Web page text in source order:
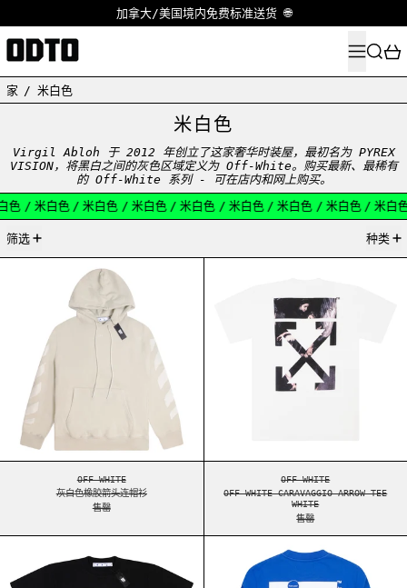
加拿大/美国境内免费标准送货 🌐
菜单搜索
家 / 米白色
米白色
Virgil Abloh 于 2012 年创立了这家奢华时装屋，最初名为 PYREX
VISION，将黑白之间的灰色区域定义为 Off-White。购买最新、最稀有
的 Off-White 系列 - 可在店内和网上购买。
色 / 米白色 / 米白色 / 米白色 / 米白色 / 米白色 / 米白色 / 米白色 / 米白色
筛选
种类
OFF-WHITE
灰白色橡胶箭头连帽衫
售罄
OFF-WHITE
OFF-WHITE CARAVAGGIO ARROW TEE
WHITE
售罄